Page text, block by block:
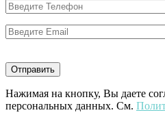
Нажимая на кнопку, Вы даете
персональных данных. См.